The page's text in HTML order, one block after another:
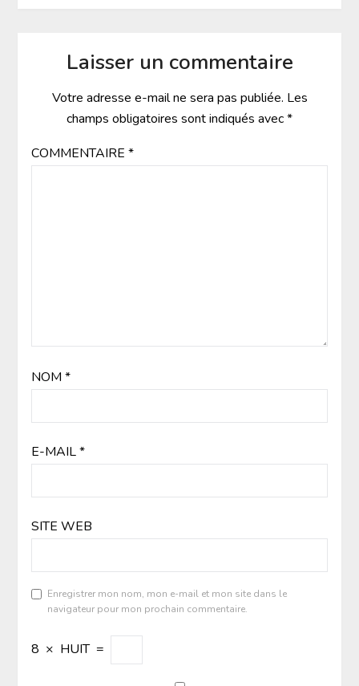
Laisser un commentaire
Votre adresse e-mail ne sera pas publiée. Les
champs obligatoires sont indiqués avec*
COMMENTAIRE *
NOM *
E-MAIL*
SITE WEB
Enregistrer mon nom, mon e-mail et mon site dans le
navigateur pour mon prochain commentaire.
8 × HUIT =